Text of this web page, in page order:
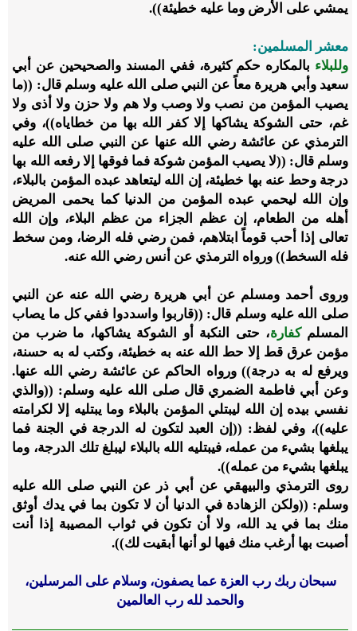
يمشي على الأرض وما عليه خطيئة)).
معشر المسلمين:
وللبلاء بالمكاره حكم كثيرة، ففي المسند والصحيحين عن أبي
سعيد وأبي هريرة معاً عن النبي صلى الله عليه وسلم قال: ((ما
يصيب المؤمن من نصب ولا وصب ولا هم ولا حزن ولا أذى ولا
غم، حتى الشوكة يشاكها إلا كفر الله بها من خطاياه))، وفي
الترمذي عن عائشة رضي الله عنها عن النبي صلى الله عليه
وسلم قال: ((لا يصيب المؤمن شوكة فما فوقها إلا رفعه الله بها
درجة وحط عنه بها خطيئة، إن الله ليتعاهد عبده المؤمن بالبلاء،
وإن الله ليحمي عبده المؤمن من الدنيا كما يحمى المريض
أهله من الطعام، إن عظم الجزاء من عظم البلاء، وإن الله
تعالى إذا أحب قوماً ابتلاهم، فمن رضي فله الرضا، ومن سخط
فله السخط)) ورواه الترمذي عن أنس رضي الله عنه.
وروى أحمد ومسلم عن أبي هريرة رضي الله عنه عن النبي
صلى الله عليه وسلم قال: ((قاربوا واسددوا ففي كل ما يصاب
المسلمكفارة، حتى النكبة أو الشوكة يشاكها، ما ضرب من
مؤمن عرق قط إلا حط الله عنه به خطيئة، وكتب له به حسنة،
ويرفع له به درجة)) ورواه الحاكم عن عائشة رضي الله عنها.
وعن أبي فاطمة الضمري قال صلى الله عليه وسلم: ((والذي
نفسي بيده إن الله ليبتلي المؤمن بالبلاء وما يبتليه إلا لكرامته
عليه))، وفي لفظ: ((إن العبد لتكون له الدرجة في الجنة فما
يبلغها بشيء من عمله، فيبتليه الله بالبلاء ليبلغ تلك الدرجة، وما
يبلغها بشيء من عمله)).
روى الترمذي والبيهقي عن أبي ذر عن النبي صلى الله عليه
وسلم: ((ولكن الزهادة في الدنيا أن لا تكون بما في يدك أوثق
منك بما في يد الله، ولا أن تكون في ثواب المصيبة إذا أنت
أصبت بها أرغب منك فيها لو أنها أبقيت لك)).
سبحان ربك رب العزة عما يصفون، وسلام على المرسلين،
والحمد لله رب العالمين